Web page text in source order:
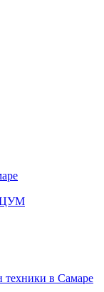
техники в Самаре